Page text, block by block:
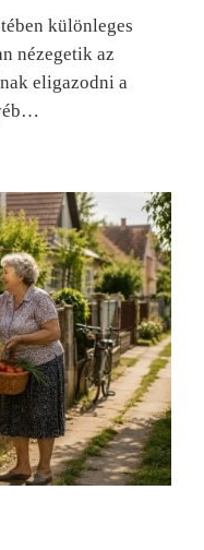
különleges
nézegetik az
eligazodni a